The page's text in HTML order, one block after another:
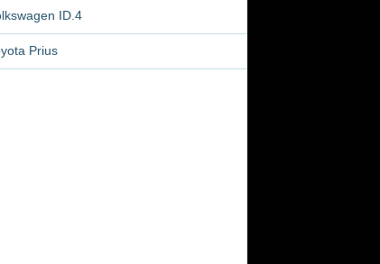
ID.4
Prius